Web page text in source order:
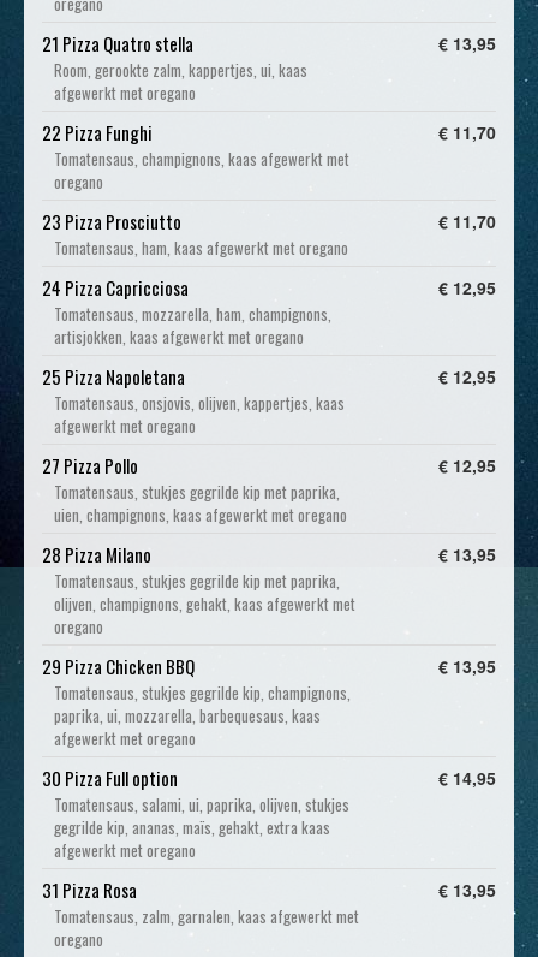
21 Pizza Quatro stella
Room, gerookte zalm, kappertjes, ui, kaas
afgewerkt met oregano
€ 13,95
22 Pizza Funghi
​Tomatensaus, champignons, kaas afgewerkt met
oregano
€ 11,70
23 Pizza Prosciutto
Tomatensaus, ham, kaas afgewerkt met oregano
€ 11,70
24 Pizza Capricciosa
Tomatensaus, mozzarella, ham, champignons,
artisjokken, kaas afgewerkt met oregano
€ 12,95
25 Pizza Napoletana
Tomatensaus, onsjovis, olijven, kappertjes, kaas
afgewerkt met oregano
€ 12,95
27 Pizza Pollo
Tomatensaus, stukjes gegrilde kip met paprika,
uien, champignons, kaas afgewerkt met oregano
€ 12,95
28 Pizza Milano
Tomatensaus, stukjes gegrilde kip met paprika,
olijven, champignons, gehakt, kaas afgewerkt met
oregano
€ 13,95
29 Pizza Chicken BBQ
Tomatensaus, stukjes gegrilde kip, champignons,
paprika, ui, mozzarella, barbequesaus, kaas
afgewerkt met oregano
€ 13,95
30 Pizza Full option
Tomatensaus, salami, ui, paprika, olijven, stukjes
gegrilde kip, ananas, maïs, gehakt, extra kaas
afgewerkt met oregano
€ 14,95
31 Pizza Rosa
Tomatensaus, zalm, garnalen, kaas afgewerkt met
oregano
€ 13,95